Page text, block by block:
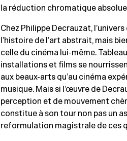
la réduction chromatique
Chez Philippe Decrauzat,
l’histoire de l’art abstrait, mais
celle du cinéma lui-même.
installations et films se
aux beaux-arts qu’au cinéma
musique. Mais si l’œuvre de
perception et de mouvement
constitue à son tour non pas un
reformulation magistrale de ces